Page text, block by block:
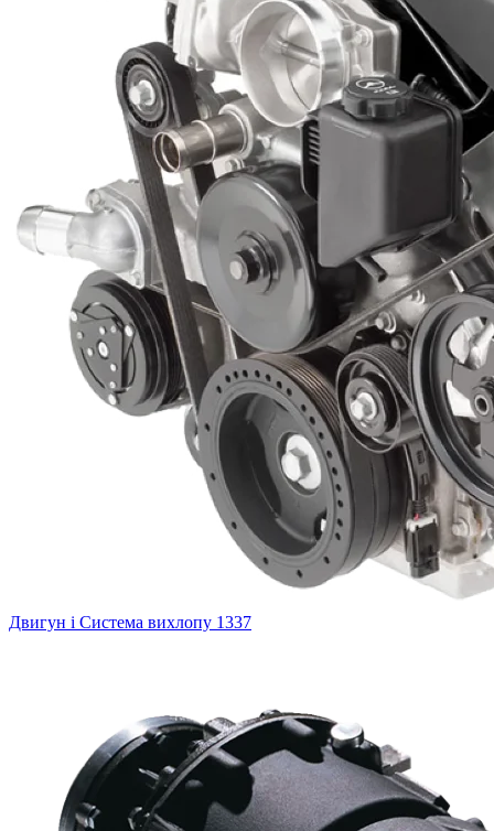
Двигун і Система вихлопу 1337